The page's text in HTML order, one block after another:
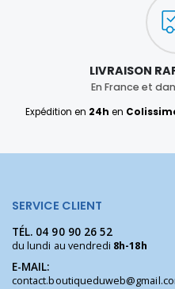
LIVRAISON
En France et
Expédition en 24h en
SERVICE CLIENT
TÉL. 04 90 90 26 52
du lundi au vendredi 8h-18h
E-MAIL: